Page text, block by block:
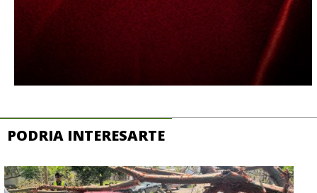
PODRIA INTERESARTE